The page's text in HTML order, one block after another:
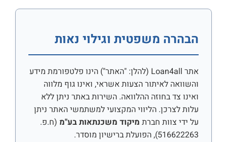
הבהרה משפטית וגילוי נאות
אתר Loan4all (להלן: "האתר") הינו פלטפורמת מידע
והשוואה לאיתור הצעות אשראי, ואינו גוף מלווה
ואינו צד בחוזה ההלוואה. השירות באתר ניתן ללא
עלות לצרכן. הליווי המקצועי למשתמשי האתר ניתן
על ידי צוות חברת מיקוד משכנתאות בע"מ (ח.פ.
516622263), הפועלת ברישיון מוסדר.